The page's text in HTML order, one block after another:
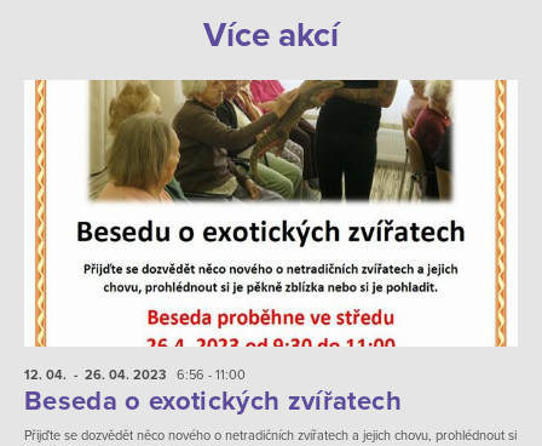
Více akcí
12. 04. - 26. 04. 2023 6:56 - 11:00
Beseda o exotických zvířatech
Přijďte se dozvědět něco nového o netradičních zvířatech a jejich chovu, prohlédnout si